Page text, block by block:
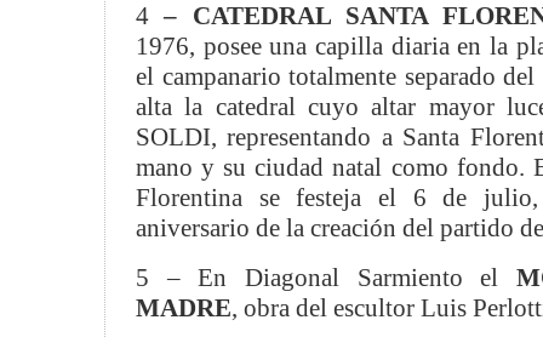
4– CATEDRAL SANTA
1976, posee una capilla diaria en la
el campanario totalmente separado
alta la catedral cuyo altar mayor
SOLDI, representando a Santa
mano y su ciudad natal como fondo.
Florentina se festeja el 6 de
aniversario de la creación del partido
5 – En Diagonal Sarmiento el
MADRE, obra del escultor Luis